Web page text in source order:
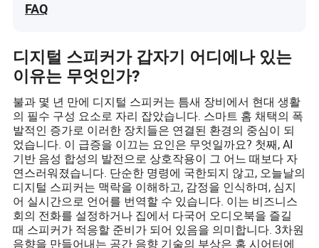
FAQ
디지털 스피커가 갑자기 어디에나 있는
이유는 무엇인가?
불과 몇 년 만에 디지털 스피커는 틈새 장비에서 현대 생활
의 필수 구성 요소로 자리 잡았습니다. 스마트 홈 채택의 폭
발적인 증가로 이러한 장치들은 연결된 환경의 중심이 되
었습니다. 이 급증을 이끄는 요인은 무엇일까요? 첫째, AI
기반 음성 합성의 발전으로 상호작용이 그 어느 때보다 자
연스러워졌습니다. 단순한 명령에 국한되지 않고, 오늘날의
디지털 스피커는 맥락을 이해하고, 감정을 인식하며, 심지
어 실시간으로 언어를 번역할 수 있습니다. 이는 비즈니스
회의 전화를 설정하거나 집에서 다국어 오디오북을 즐길
때 스피커가 적응할 준비가 되어 있음을 의미합니다. 3차원
음향을 만들어내는 공간 음향 기술의 부상은 홈 시어터에